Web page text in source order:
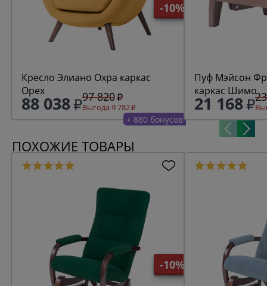
-10%
Кресло Элиано Охра каркас
Орех
88 038 97 820
Выгода 9 782
+ 880 бонусов
Пуф Мэйсон Фреш 19 минт
каркас Шимо
21 168
ПОХОЖИЕ ТОВАРЫ
-10%